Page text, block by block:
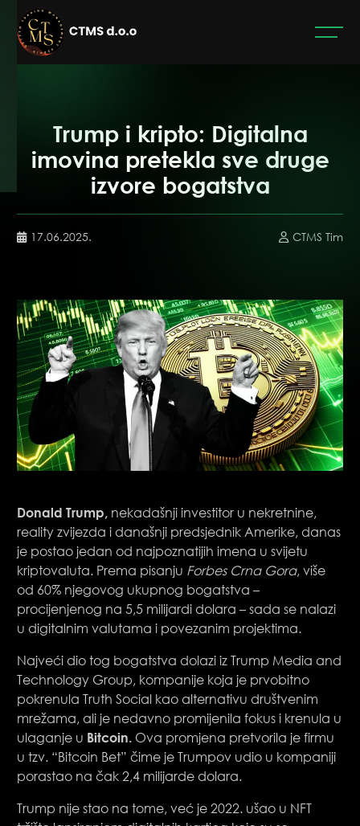
Trump i kripto: Digitalna
imovina pretekla sve druge
izvore bogatstva
17.06.2025. CTMS Tim
Donald Trump, nekadašnji investitor u nekretnine,
reality zvijezda i današnji predsjednik Amerike, danas
je postao jedan od najpoznatijih imena u svijetu
kriptovaluta. Prema pisanju Forbes Crna Gora, više
od 60% njegovog ukupnog bogatstva –
procijenjenog na 5,5 milijardi dolara – sada se nalazi
u digitalnim valutama i povezanim projektima.
Najveći dio tog bogatstva dolazi iz Trump Media and
Technology Group, kompanije koja je prvobitno
pokrenula Truth Social kao alternativu društvenim
mrežama, ali je nedavno promijenila fokus i krenula u
ulaganje u Bitcoin. Ova promjena pretvorila je firmu
u tzv. “Bitcoin Bet” čime je Trumpov udio u kompaniji
porastao na čak 2,4 milijarde dolara.
Trump nije stao na tome, već je 2022. ušao u NFT